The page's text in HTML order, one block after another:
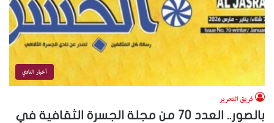
أخبار النادي
فريق التحرير
بالصور.. العدد 70 من مجلة الجسرة الثقافية في